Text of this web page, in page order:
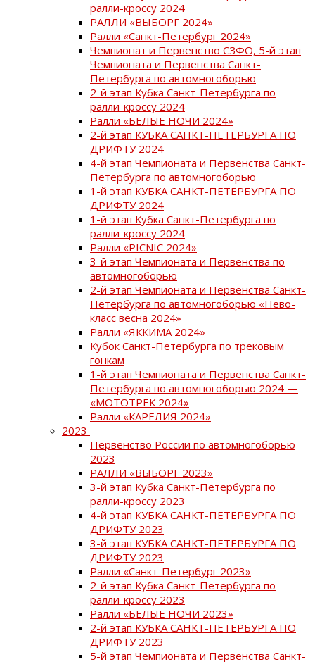
ралли-кроссу 2024
РАЛЛИ «ВЫБОРГ 2024»
Ралли «Санкт-Петербург 2024»
Чемпионат и Первенство СЗФО, 5-й этап
Чемпионата и Первенства Санкт-
Петербурга по автомногоборью
2-й этап Кубка Санкт-Петербурга по
ралли-кроссу 2024
Ралли «БЕЛЫЕ НОЧИ 2024»
2-й этап КУБКА САНКТ-ПЕТЕРБУРГА ПО
ДРИФТУ 2024
4-й этап Чемпионата и Первенства Санкт-
Петербурга по автомногоборью
1-й этап КУБКА САНКТ-ПЕТЕРБУРГА ПО
ДРИФТУ 2024
1-й этап Кубка Санкт-Петербурга по
ралли-кроссу 2024
Ралли «PICNIC 2024»
3-й этап Чемпионата и Первенства по
автомногоборью
2-й этап Чемпионата и Первенства Санкт-
Петербурга по автомногоборью «Нево-
класс весна 2024»
Ралли «ЯККИМА 2024»
Кубок Санкт-Петербурга по трековым
гонкам
1-й этап Чемпионата и Первенства Санкт-
Петербурга по автомногоборью 2024 —
«МОТОТРЕК 2024»
Ралли «КАРЕЛИЯ 2024»
2023
Первенство России по автомногоборью
2023
РАЛЛИ «ВЫБОРГ 2023»
3-й этап Кубка Санкт-Петербурга по
ралли-кроссу 2023
4-й этап КУБКА САНКТ-ПЕТЕРБУРГА ПО
ДРИФТУ 2023
3-й этап КУБКА САНКТ-ПЕТЕРБУРГА ПО
ДРИФТУ 2023
Ралли «Санкт-Петербург 2023»
2-й этап Кубка Санкт-Петербурга по
ралли-кроссу 2023
Ралли «БЕЛЫЕ НОЧИ 2023»
2-й этап КУБКА САНКТ-ПЕТЕРБУРГА ПО
ДРИФТУ 2023
5-й этап Чемпионата и Первенства Санкт-